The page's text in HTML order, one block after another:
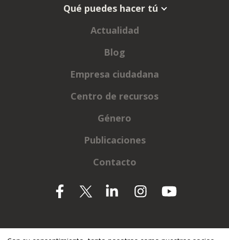
Qué puedes hacer tú
Actualidad
Blog
Empresa ciudadana
Centro de recursos
Género
Publicaciones
Contacto